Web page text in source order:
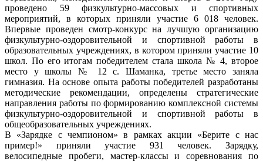
проведено 59 физкультурно-массовых и спортивных
мероприятий, в которых приняли участие 6 018 человек.
Впервые проведен смотр-конкурс на лучшую организацию
физкультурно-оздоровительной и спортивной работы в
образовательных учреждениях, в котором приняли участие 10
школ. По его итогам победителем стала школа № 4, второе
место у школы № 12 с. Шаманка, третье место заняла
гимназия. На основе опыта работы победителей разработаны
методические рекомендации, определены стратегические
направления работы по формированию комплексной системы
физкультурно-оздоровительной и спортивной работы в
общеобразовательных учреждениях.
В «Зарядке с чемпионом» в рамках акции «Берите с нас
пример!» приняли участие 931 человек. Зарядку,
велосипедные пробеги, мастер-классы и соревнования по